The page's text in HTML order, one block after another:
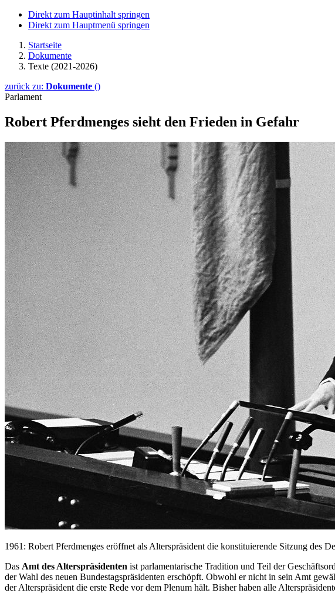
Direkt zum Hauptinhalt springen
Direkt zum Hauptmenü springen
Startseite
Dokumente
Texte (2021-2026)
zurück zu: Dokumente ()
Parlament
Robert Pferdmenges sieht den Frieden in Gefahr
1961: Robert Pferdmenges eröffnet als Alterspräsident die konstituierende Sitzung des
Das Amt des Alterspräsidenten ist parlamentarische Tradition und Teil der
der Wahl des neuen Bundestagspräsidenten erschöpft. Obwohl er nicht in sein Amt
der Alterspräsident die erste Rede vor dem Plenum hält. Bisher haben alle